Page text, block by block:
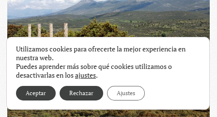
Utilizamos cookies para ofrecerte la mejor experiencia en
nuestra web.
Puedes aprender más sobre qué cookies utilizamos o
desactivarlas en losajustes.
Aceptar Rechazar Ajustes